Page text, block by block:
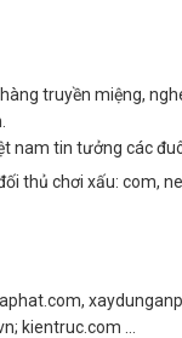
truyền miệng,
nam tin tưởng các
thủ chơi xấu: com,
kientruc.com …